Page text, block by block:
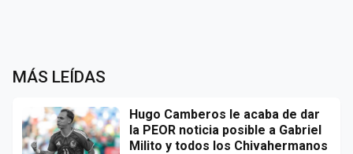
MÁS LEÍDAS
Hugo Camberos le acaba de dar
la PEOR noticia posible a Gabriel
Milito y todos los Chivahermanos